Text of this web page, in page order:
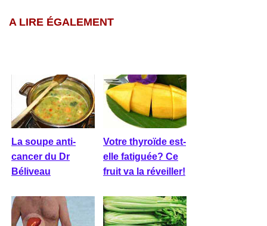
A LIRE ÉGALEMENT
La soupe anti-
cancer du Dr
Béliveau
Votre thyroïde est-
elle fatiguée? Ce
fruit va la réveiller!